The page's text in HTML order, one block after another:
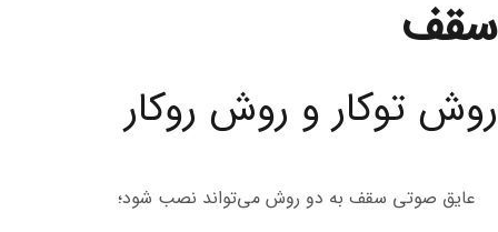
سقف
روش توکار و روش روکار
عایق صوتی سقف به دو روش می‌تواند نصب شود؛